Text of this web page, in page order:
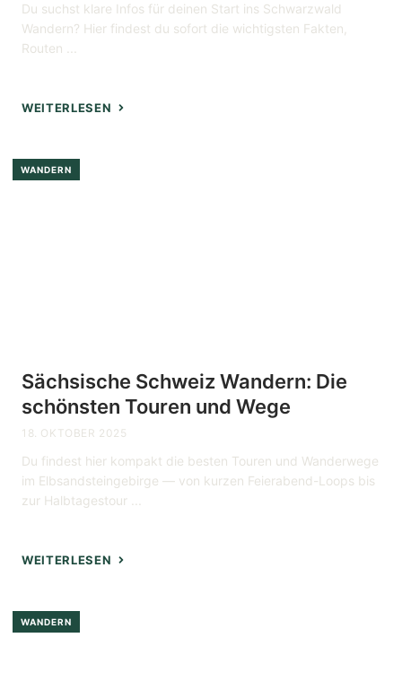
Du suchst klare Infos für deinen Start ins Schwarzwald
Wandern? Hier findest du sofort die wichtigsten Fakten,
Routen ...
WEITERLESEN
WANDERN
Sächsische Schweiz Wandern: Die
schönsten Touren und Wege
18. OKTOBER 2025
Du findest hier kompakt die besten Touren und Wanderwege
im Elbsandsteingebirge — von kurzen Feierabend-Loops bis
zur Halbtagestour ...
WEITERLESEN
WANDERN